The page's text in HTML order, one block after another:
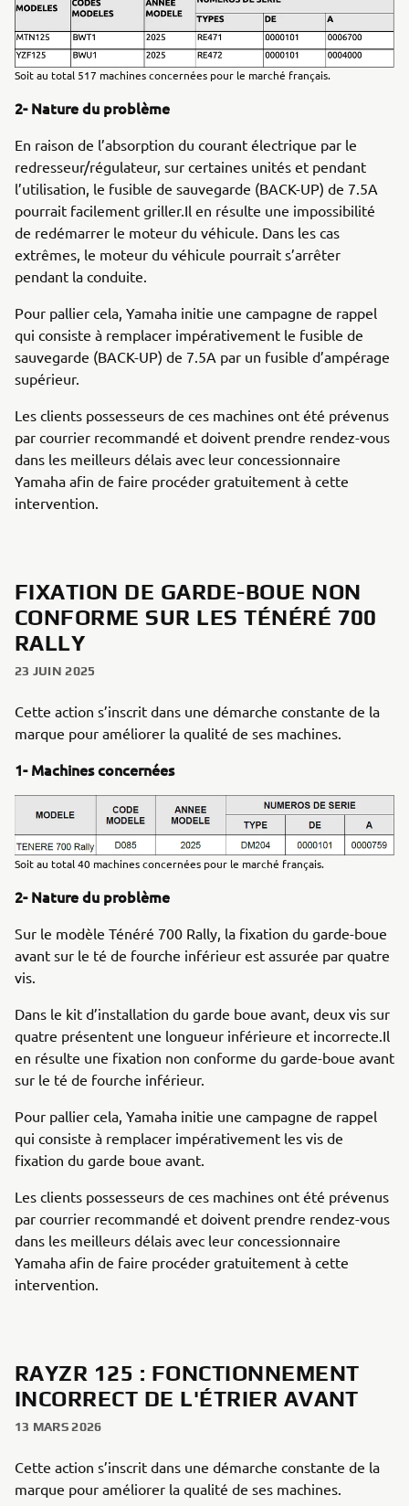
Soit au total 517 machines concernées pour le marché français.
2- Nature du problème
En raison de l’absorption du courant électrique par le
redresseur/régulateur, sur certaines unités et pendant
l’utilisation, le fusible de sauvegarde (BACK-UP) de 7.5A
pourrait facilement griller.Il en résulte une impossibilité
de redémarrer le moteur du véhicule. Dans les cas
extrêmes, le moteur du véhicule pourrait s’arrêter
pendant la conduite.
Pour pallier cela, Yamaha initie une campagne de rappel
qui consiste à remplacer impérativement le fusible de
sauvegarde (BACK-UP) de 7.5A par un fusible d’ampérage
supérieur.
Les clients possesseurs de ces machines ont été prévenus
par courrier recommandé et doivent prendre rendez-vous
dans les meilleurs délais avec leur concessionnaire
Yamaha afin de faire procéder gratuitement à cette
intervention.
FIXATION DE GARDE-BOUE NON
CONFORME SUR LES TÉNÉRÉ 700
RALLY
23 JUIN 2025
Cette action s’inscrit dans une démarche constante de la
marque pour améliorer la qualité de ses machines.
1- Machines concernées
Soit au total 40 machines concernées pour le marché français.
2- Nature du problème
Sur le modèle Ténéré 700 Rally, la fixation du garde-boue
avant sur le té de fourche inférieur est assurée par quatre
vis.
Dans le kit d’installation du garde boue avant, deux vis sur
quatre présentent une longueur inférieure et incorrecte.Il
en résulte une fixation non conforme du garde-boue avant
sur le té de fourche inférieur.
Pour pallier cela, Yamaha initie une campagne de rappel
qui consiste à remplacer impérativement les vis de
fixation du garde boue avant.
Les clients possesseurs de ces machines ont été prévenus
par courrier recommandé et doivent prendre rendez-vous
dans les meilleurs délais avec leur concessionnaire
Yamaha afin de faire procéder gratuitement à cette
intervention.
RAYZR 125 : FONCTIONNEMENT
INCORRECT DE L'ÉTRIER AVANT
13 MARS 2026
Cette action s’inscrit dans une démarche constante de la
marque pour améliorer la qualité de ses machines.